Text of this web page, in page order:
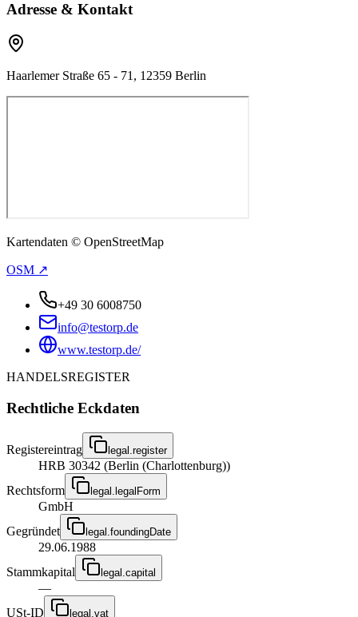
Adresse & Kontakt
Haarlemer Straße 65 - 71, 12359 Berlin
Kartendaten © OpenStreetMap
OSM ↗
+49 30 6008750
info@testorp.de
www.testorp.de/
HANDELSREGISTER
Rechtliche Eckdaten
Registereintrag legal.register
HRB 30342 (Berlin (Charlottenburg))
Rechtsform
legal.legalForm
GmbH
Gegründet
legal.foundingDate
29.06.1988
Stammkapital
legal.capital
—
USt-ID
legal.vat